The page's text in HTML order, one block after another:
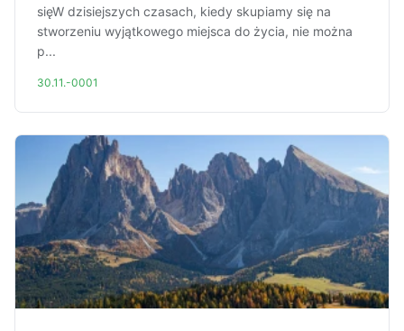
sięW dzisiejszych czasach, kiedy skupiamy się na
stworzeniu wyjątkowego miejsca do życia, nie można
p...
30.11.-0001